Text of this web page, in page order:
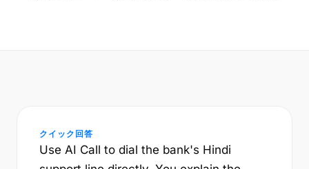
クイック回答
Use AI Call to dial the bank's Hindi